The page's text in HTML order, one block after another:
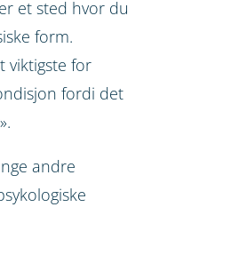
et sted hvor du
form.
viktigste for
fordi det
andre